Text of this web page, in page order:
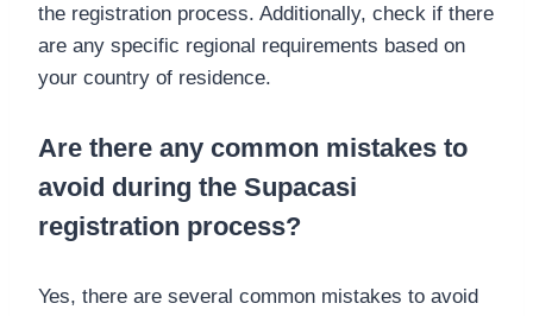
the registration process. Additionally, check if there
are any specific regional requirements based on
your country of residence.
Are there any common mistakes to
avoid during the Supacasi
registration process?
Yes, there are several common mistakes to avoid